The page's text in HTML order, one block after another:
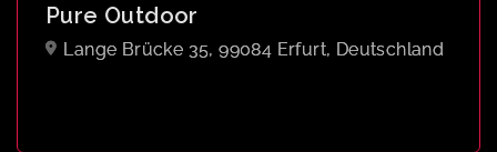
Pure Outdoor
Lange Brücke 35, 99084 Erfurt, Deutschland